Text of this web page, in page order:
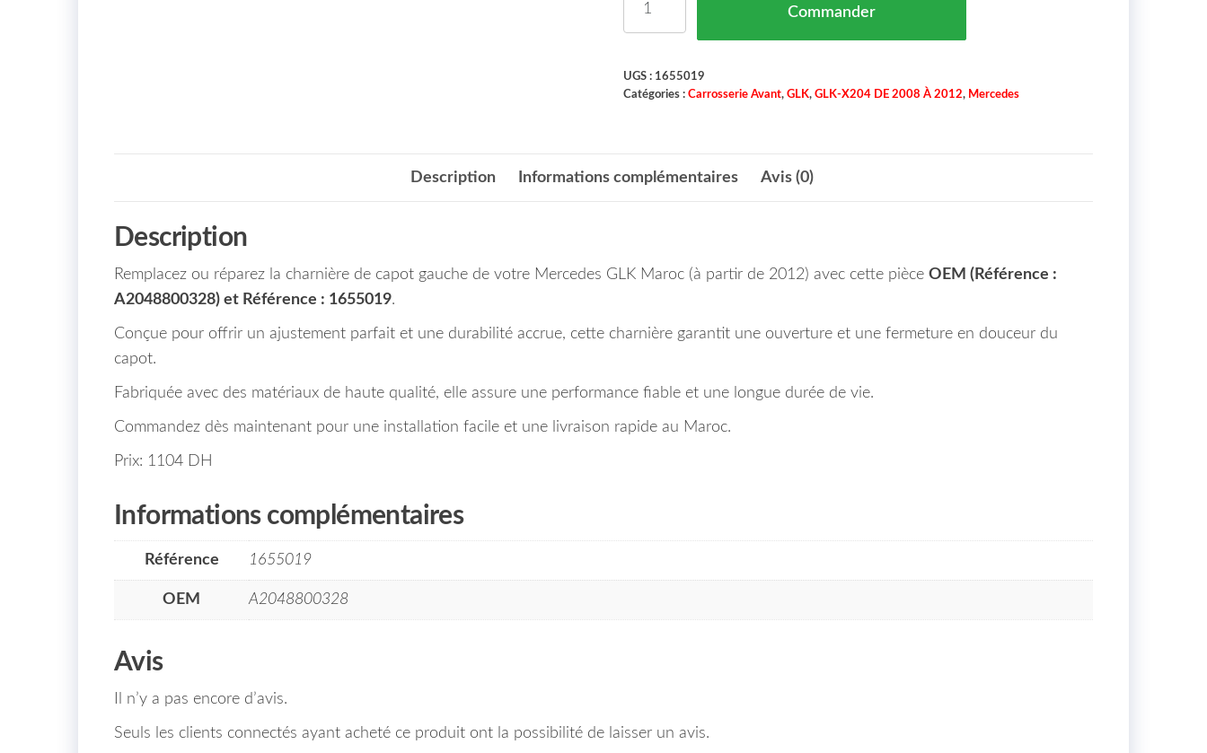
Commander
UGS : 1655019
Catégories : Carrosserie Avant, GLK, GLK-X204 DE 2008 À 2012, Mercedes
Description Informations complémentaires Avis (0)
Description
Remplacez ou réparez la charnière de capot gauche de votre Mercedes GLK Maroc (à partir de 2012) avec cette pièce OEM (Référence :
A2048800328) et Référence : 1655019.
Conçue pour offrir un ajustement parfait et une durabilité accrue, cette charnière garantit une ouverture et une fermeture en douceur du
capot.
Fabriquée avec des matériaux de haute qualité, elle assure une performance fiable et une longue durée de vie.
Commandez dès maintenant pour une installation facile et une livraison rapide au Maroc.
Prix: 1104 DH
Informations complémentaires
Référence 1655019
OEM A2048800328
Avis
Il n’y a pas encore d’avis.
Seuls les clients connectés ayant acheté ce produit ont la possibilité de laisser un avis.